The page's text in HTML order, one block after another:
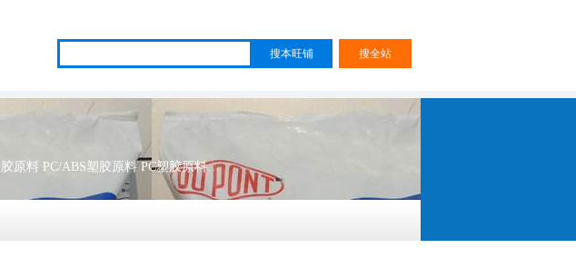
沙林树脂PC2000 EVA塑胶原料 LCP塑胶原料 PA66塑胶原料 PBT塑胶原料 PC/ABS塑胶原料 PC塑胶原料 PMMA塑胶原料 POM塑胶原料 PPO塑胶原料 PPS塑胶原料 TPU塑胶原料